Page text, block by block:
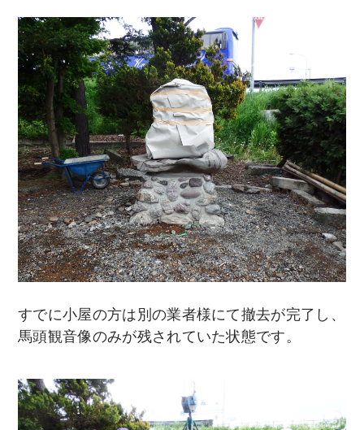
すでに小屋の方は別の業者様にて撤去が完了し、
馬頭観音像のみが残されていた状態です。